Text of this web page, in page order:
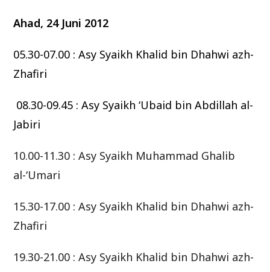
Ahad, 24 Juni 2012
05.30-07.00 : Asy Syaikh Khalid bin Dhahwi azh-
Zhafiri
08.30-09.45 : Asy Syaikh ‘Ubaid bin Abdillah al-
Jabiri
10.00-11.30 : Asy Syaikh Muhammad Ghalib
al-‘Umari
15.30-17.00 : Asy Syaikh Khalid bin Dhahwi azh-
Zhafiri
19.30-21.00 : Asy Syaikh Khalid bin Dhahwi azh-